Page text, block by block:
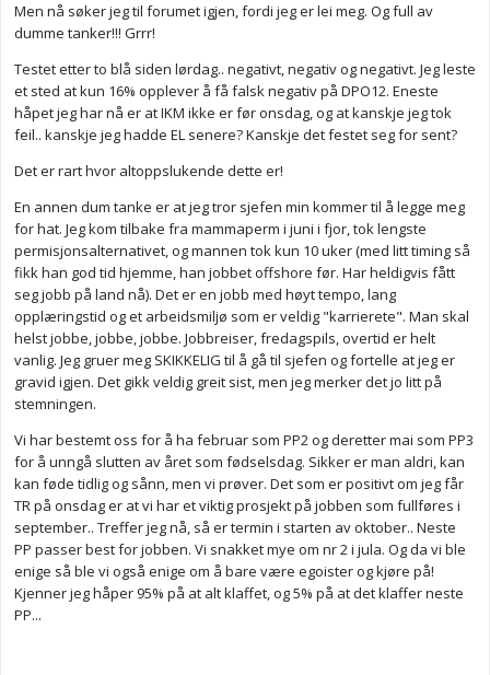
Men nå søker jeg til forumet igjen, fordi jeg er lei meg. Og full av
dumme tanker!!! Grrr!
Testet etter to blå siden lørdag.. negativt, negativ og negativt. Jeg leste
et sted at kun 16% opplever å få falsk negativ på DPO12. Eneste
håpet jeg har nå er at IKM ikke er før onsdag, og at kanskje jeg tok
feil.. kanskje jeg hadde EL senere? Kanskje det festet seg for sent?
Det er rart hvor altoppslukende dette er!
En annen dum tanke er at jeg tror sjefen min kommer til å legge meg
for hat. Jeg kom tilbake fra mammaperm i juni i fjor, tok lengste
permisjonsalternativet, og mannen tok kun 10 uker (med litt timing så
fikk han god tid hjemme, han jobbet offshore før. Har heldigvis fått
seg jobb på land nå). Det er en jobb med høyt tempo, lang
opplæringstid og et arbeidsmiljø som er veldig "karrierete". Man skal
helst jobbe, jobbe, jobbe. Jobbreiser, fredagspils, overtid er helt
vanlig. Jeg gruer meg SKIKKELIG til å gå til sjefen og fortelle at jeg er
gravid igjen. Det gikk veldig greit sist, men jeg merker det jo litt på
stemningen.
Vi har bestemt oss for å ha februar som PP2 og deretter mai som PP3
for å unngå slutten av året som fødselsdag. Sikker er man aldri, kan
kan føde tidlig og sånn, men vi prøver. Det som er positivt om jeg får
TR på onsdag er at vi har et viktig prosjekt på jobben som fullføres i
september.. Treffer jeg nå, så er termin i starten av oktober.. Neste
PP passer best for jobben. Vi snakket mye om nr 2 i jula. Og da vi ble
enige så ble vi også enige om å bare være egoister og kjøre på!
Kjenner jeg håper 95% på at alt klaffet, og 5% på at det klaffer neste
PP...